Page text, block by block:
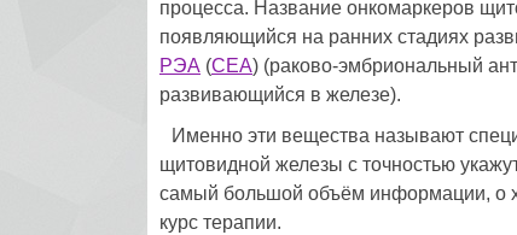
процесса. Название онкомаркеров
появляющийся на ранних стадиях
РЭА (СЕА) (раково-эмбриональный
развивающийся в железе).
Именно эти вещества называют
щитовидной железы с точностью
самый большой объём информации, о
курс терапии.